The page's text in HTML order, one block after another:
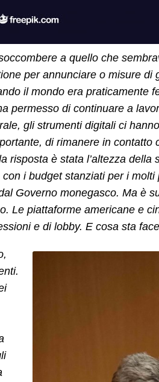
a quello che
per annunciare o misure di
il mondo era praticamente
permesso di continuare a
gli strumenti digitali ci
di rimanere in contatto
risposta è stata l’altezza della
i budget stanziati per i
Governo monegasco. Ma è
Le piattaforme americane e
e di lobby. E cosa sta